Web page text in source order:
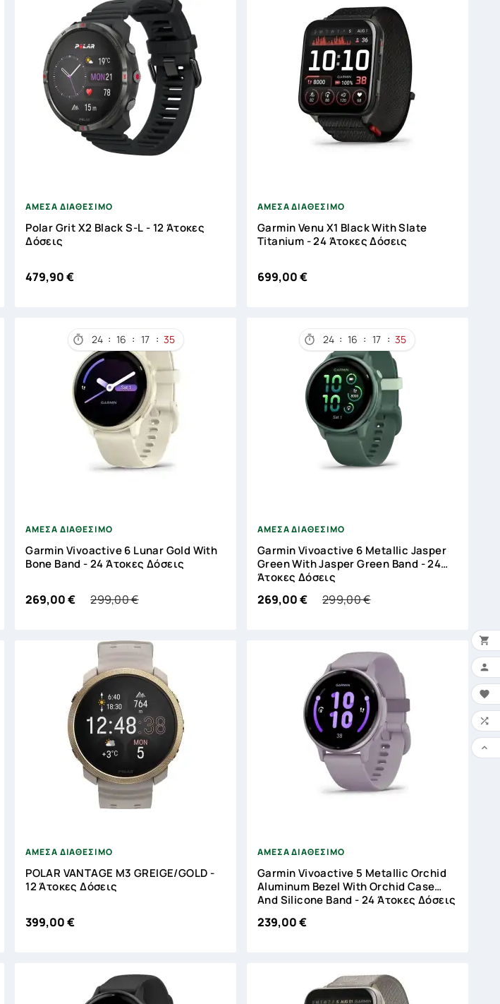
ΑΜΕΣΑ ΔΙΑΘΕΣΙΜΟ
Polar Grit X2 Black S-L - 12 Άτοκες
Δόσεις
479,90 €
ΑΜΕΣΑ ΔΙΑΘΕΣΙΜΟ
Garmin Venu X1 Black With Slate
Titanium - 24 Άτοκες Δόσεις
699,00 €
 24 : 16 : 17 : 34
ΑΜΕΣΑ ΔΙΑΘΕΣΙΜΟ
Garmin Vivoactive 6 Lunar Gold With
Bone Band - 24 Άτοκες Δόσεις
269,00 € 299,00 €
 24 : 16 : 17 : 34
ΑΜΕΣΑ ΔΙΑΘΕΣΙΜΟ
Garmin Vivoactive 6 Metallic Jasper
Green With Jasper Green Band - 24
Άτοκες Δόσεις
269,00 € 299,00 €
ΑΜΕΣΑ ΔΙΑΘΕΣΙΜΟ
POLAR VANTAGE M3 GREIGE/GOLD -
12 Άτοκες Δόσεις
399,00 €
ΑΜΕΣΑ ΔΙΑΘΕΣΙΜΟ
Garmin Vivoactive 5 Metallic Orchid
Aluminum Bezel With Orchid Case
And Silicone Band - 24 Άτοκες Δόσεις
239,00 €
λίστα επιθυμητών


Ο


